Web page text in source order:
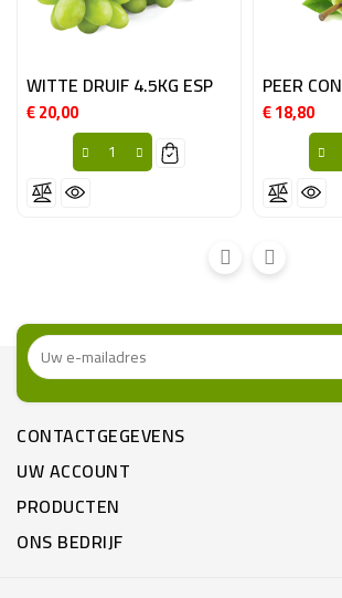
WITTE DRUIF 4.5KG ESP
€ 20,00Prijs € 18,80Prijs
CONTACTGEGEVENS
UW ACCOUNT
PRODUCTEN
ONS BEDRIJF